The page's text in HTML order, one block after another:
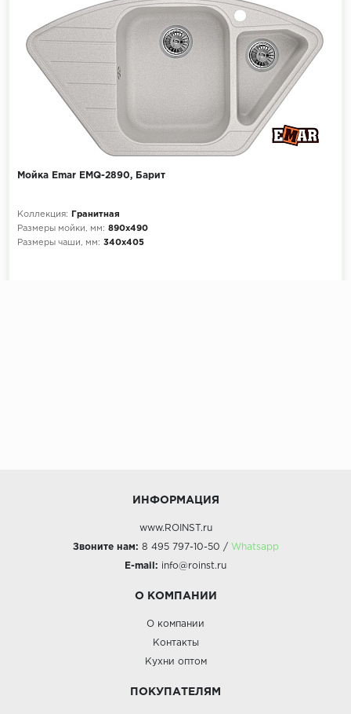
Мойка Emar EMQ-2890, Барит
Коллекция:
Гранитная
Размеры мойки, мм: 890х490
Размеры чаши, мм: 340х405
ИНФОРМАЦИЯ
www.ROINST.ru
Звоните нам: 8 495 797-10-50 / Whatsapp
E-mail: info@roinst.ru
О КОМПАНИИ
О компании
Контакты
Кухни оптом
ПОКУПАТЕЛЯМ